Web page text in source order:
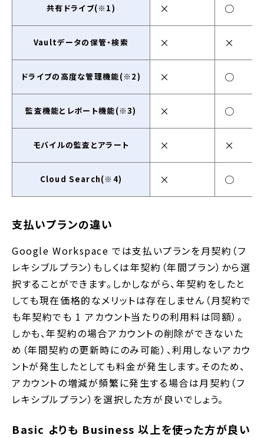
共有ドライブ(※1) × ○
Vaultデータの保管・検索 × ×
ドライブの高度な管理機能(※2) × ○
監査機能とレポート機能(※3) × ○
モバイルの監査とアラート × ×
Cloud Search(※4) × ○
支払いプランの違い
Google Workspace では支払いプランを月契約（フ
レキシブルプラン）もしくは年契約（年間プラン）から選
択することができます。しかしながら、年契約をしたと
しても現在価格的なメリットは存在しません（月契約で
も年契約でも 1 アカウント当たりの利用料は同額）。
しかも、年契約の場合アカウントの削除ができないた
め（年間契約の更新時にのみ可能）、利用しないアカウ
ントが発生したとしても料金が発生します。そのため、
アカウントの増減が頻繁に発生する場合は月契約（フ
レキシブルプラン）を選択した方が良いでしょう。
Basic よりも Business 以上を使った方が良い